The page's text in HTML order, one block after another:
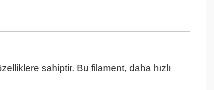
sahiptir. Bu filament, daha hızlı